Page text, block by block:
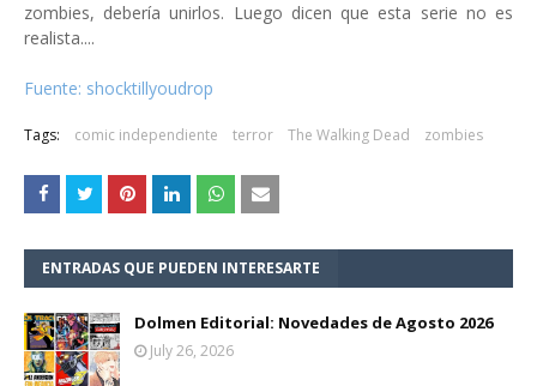
zombies, debería unirlos. Luego dicen que esta serie no es
realista....
Fuente: shocktillyoudrop
Tags: comic independiente terror The Walking Dead zombies
ENTRADAS QUE PUEDEN INTERESARTE
Dolmen Editorial: Novedades de Agosto 2026
July 26, 2026